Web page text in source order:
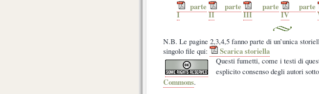
parte
I
parte
II
parte
III
parte
IV
N.B. Le pagine 2,3,4,5 fanno parte di un’unica
singolo file qui:
Scarica storiella
Questi fumetti, come i testi di
esplicito consenso degli autori
Commons.